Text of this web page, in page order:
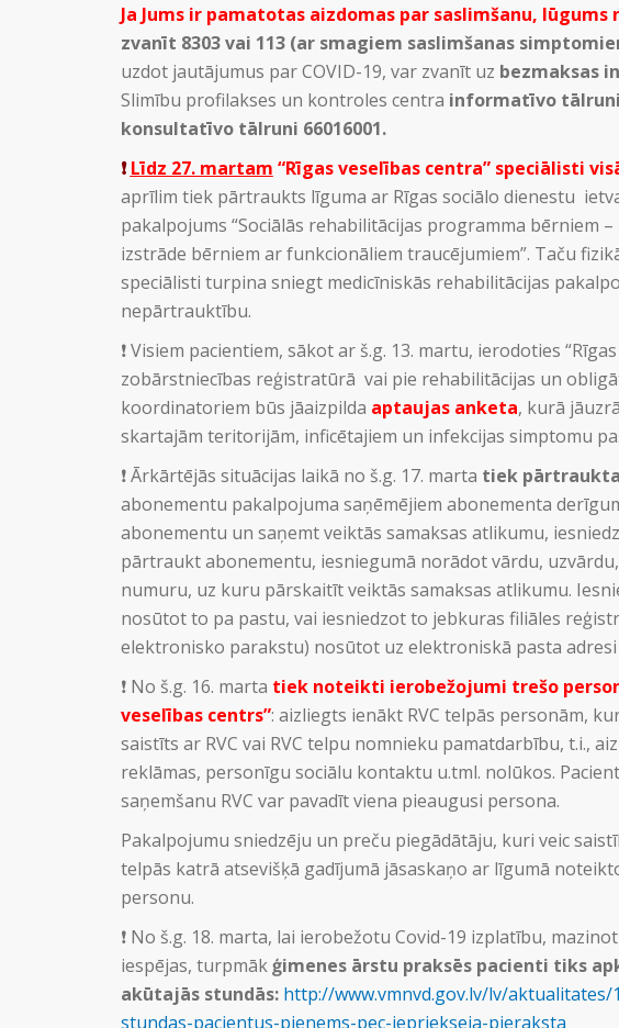
Ja Jums ir pamatotas aizdomas par saslimšanu,
zvanīt 8303 vai 113 (ar smagiem saslimšanas
uzdot jautājumus par COVID-19, var zvanīt uz bezmaksas
Slimību profilakses un kontroles centra informatīvo tālruni
konsultatīvo tālruni 66016001.
❗️Līdz 27. martam “Rīgas veselības centra” speciālisti
aprīlim tiek pārtraukts līguma ar Rīgas sociālo dienestu
pakalpojums “Sociālās rehabilitācijas programma bērniem
izstrāde bērniem ar funkcionāliem traucējumiem”. Taču
speciālisti turpina sniegt medicīniskās rehabilitācijas
nepārtrauktību.
❗️ Visiem pacientiem, sākot ar š.g. 13. martu, ierodoties
zobārstniecības reģistratūrā vai pie rehabilitācijas un
koordinatoriem būs jāaizpilda aptaujas anketa, kurā
skartajām teritorijām, inficētajiem un infekcijas simptomu
❗️ Ārkārtējās situācijas laikā no š.g. 17. marta tiek
abonementu pakalpojuma saņēmējiem abonementa
abonementu un saņemt veiktās samaksas atlikumu,
pārtraukt abonementu, iesniegumā norādot vārdu,
numuru, uz kuru pārskaitīt veiktās samaksas atlikumu.
nosūtot to pa pastu, vai iesniedzot to jebkuras filiāles
elektronisko parakstu) nosūtot uz elektroniskā pasta adresi
❗️ No š.g. 16. marta tiek noteikti ierobežojumi trešo
veselības centrs”: aizliegts ienākt RVC telpās personām,
saistīts ar RVC vai RVC telpu nomnieku pamatdarbību, t.i.,
reklāmas, personīgu sociālu kontaktu u.tml. nolūkos.
saņemšanu RVC var pavadīt viena pieaugusi persona.
Pakalpojumu sniedzēju un preču piegādātāju, kuri veic
telpās katrā atsevišķā gadījumā jāsaskaņo ar līgumā
personu.
❗️ No š.g. 18. marta, lai ierobežotu Covid-19 izplatību,
iespējas, turpmākģimenes ārstu praksēs pacienti tiks
akūtajās stundās: http://www.vmnvd.gov.lv/lv/
stundas-pacientus-pienems-pec-iepriekseja-pieraksta